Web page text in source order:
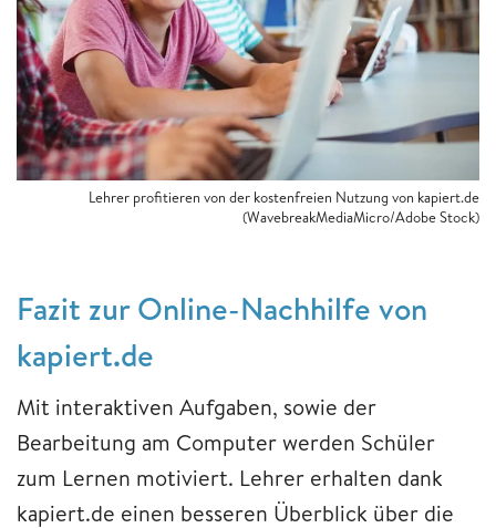
Lehrer profitieren von der kostenfreien Nutzung von kapiert.de
(WavebreakMediaMicro/Adobe Stock)
Fazit zur Online-Nachhilfe von
kapiert.de
Mit interaktiven Aufgaben, sowie der
Bearbeitung am Computer werden Schüler
zum Lernen motiviert. Lehrer erhalten dank
kapiert.de einen besseren Überblick über die